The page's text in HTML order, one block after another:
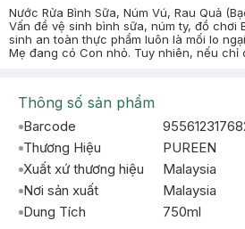
Nước Rửa Bình Sữa, Núm Vú, Rau Quả
Vấn đề vệ sinh bình sữa, núm ty, đồ chơi
sinh an toàn thực phẩm luôn là mối lo
Mẹ đang có Con nhỏ. Tuy nhiên, nếu chỉ
Thông số sản phẩm
Barcode
Thương Hiệu
PUREEN
Xuất xứ thương hiệu
Malaysia
Nơi sản xuất
Malaysia
Dung Tích
750ml